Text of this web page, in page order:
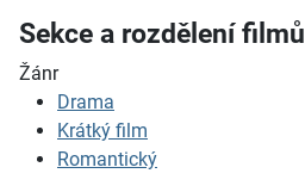
Sekce a rozdělení filmů
Žánr
Drama
Krátký film
Romantický